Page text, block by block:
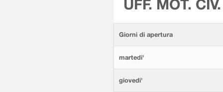
UFF. MOT.
Giorni di apertura
martedi'
giovedi'